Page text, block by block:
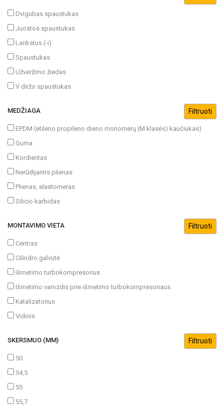
Dvigubas spaustukas
Juostos spaustukas
Lankstus (-i)
Spaustukas
Užveržimo žiedas
V diržo spaustukas
MEDŽIAGA
EPDM (etileno propileno dieno monomerų (M klasės) kaučiukas)
Guma
Kordieritas
Nerūdijantis plienas
Plienas, elastomeras
Silicio karbidas
MONTAVIMO VIETA
Centras
Cilindro galvutė
Išmetimo turbokompresorius
Išmetimo vamzdis prie išmetimo turbokompresoriaus
Katalizatorius
Vidinis
SKERSMUO (MM)
50
54,5
55
55,7